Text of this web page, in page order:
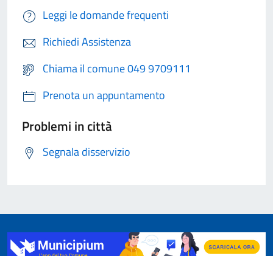
Leggi le domande frequenti
Richiedi Assistenza
Chiama il comune 049 9709111
Prenota un appuntamento
Problemi in città
Segnala disservizio